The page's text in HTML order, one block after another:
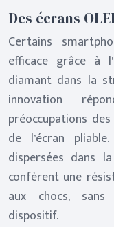
Des écrans
Certains
efficace grâce à
diamant dans la
innovation
préoccupations
de l’écran
dispersées dans
confèrent une
aux chocs,
dispositif.